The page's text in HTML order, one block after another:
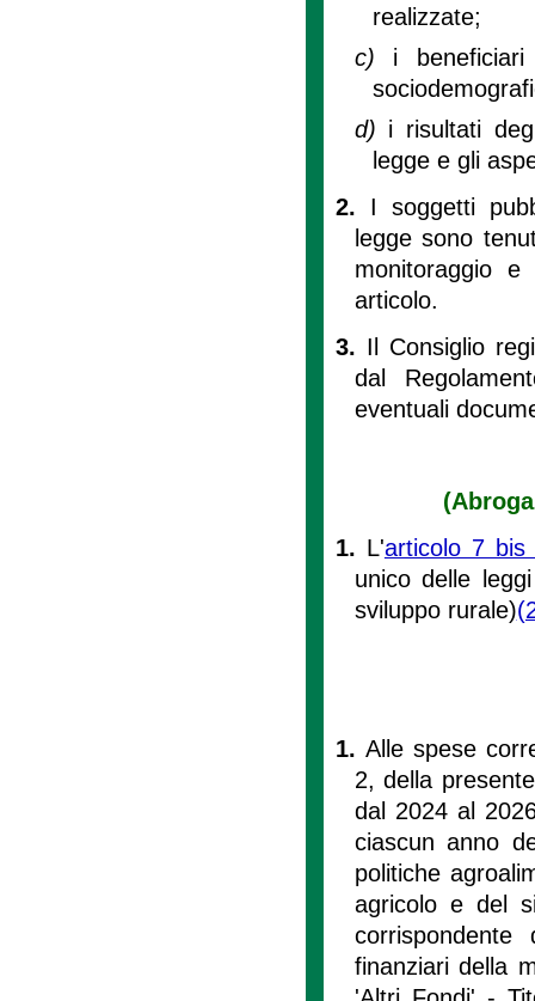
realizzate;
c) i
d) i risultati
legge e gli
2. I soggetti
legge sono
monitoraggio
articolo.
3. Il Consiglio
dal
eventuali
1. L'articolo 7 bis
unico delle
sviluppo rurale)
1. Alle spese
2, della
dal 2024 al
ciascun anno
politiche
agricolo e del
finanziari della